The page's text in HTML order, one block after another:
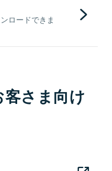
ロードできま
さま向け